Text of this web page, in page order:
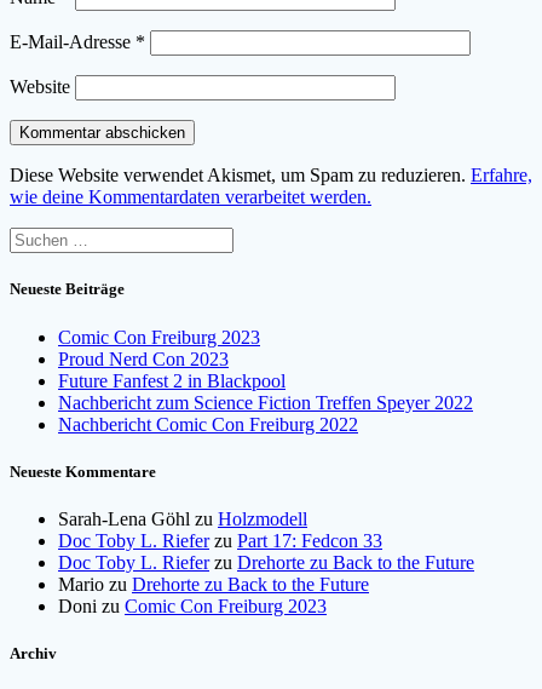
E-Mail-Adresse *
Website
Diese Website verwendet Akismet, um Spam zu reduzieren. Erfahre,
wie deine Kommentardaten verarbeitet werden.
Suchen
nach:
Neueste Beiträge
Comic Con Freiburg 2023
Proud Nerd Con 2023
Future Fanfest 2 in Blackpool
Nachbericht zum Science Fiction Treffen Speyer 2022
Nachbericht Comic Con Freiburg 2022
Neueste Kommentare
Sarah-Lena Göhl zu Holzmodell
Doc Toby L. Rieferzu Part 17: Fedcon 33
Doc Toby L. Rieferzu Drehorte zu Back to the Future
Mario zu Drehorte zu Back to the Future
Doni zu Comic Con Freiburg 2023
Archiv